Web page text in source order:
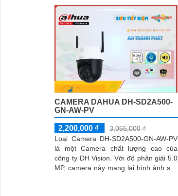
trong điều kiện thiếu sáng khoảng cách
xa lên đến 30m hình ảnh siêu nét
CAMERA DAHUA DH-SD2A500-
GN-AW-PV
2,200,000 ₫
3,055,000 ₫
Loại Camera DH-SD2A500-GN-AW-PV
là một Camera chất lượng cao của
công ty DH Vision. Với độ phân giải 5.0
MP, camera này mang lại hình ảnh sắc